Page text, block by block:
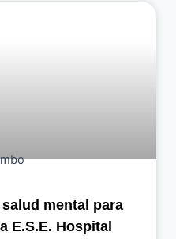
mental para
E.S.E. Hospital